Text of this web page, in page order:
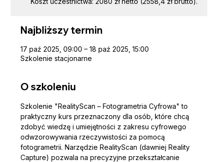
Najbliższy termin
17 paź 2025, 09:00 – 18 paź 2025, 15:00
Szkolenie stacjonarne
O szkoleniu
Szkolenie "RealityScan – Fotogrametria Cyfrowa" to
praktyczny kurs przeznaczony dla osób, które chcą
zdobyć wiedzę i umiejętności z zakresu cyfrowego
odwzorowywania rzeczywistości za pomocą
fotogrametrii. Narzędzie RealityScan (dawniej Reality
Capture) pozwala na precyzyjne przekształcanie